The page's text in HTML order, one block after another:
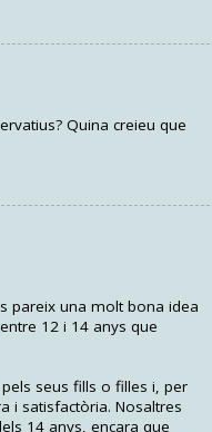
Quina creieu que
pareix una molt bona idea
12 i 14 anys que
seus fills o filles i, per
i satisfactòria. Nosaltres
14 anys, encara que